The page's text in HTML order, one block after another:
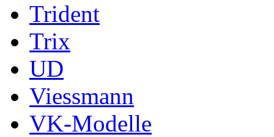
Trident
Trix
UD
Viessmann
VK-Modelle